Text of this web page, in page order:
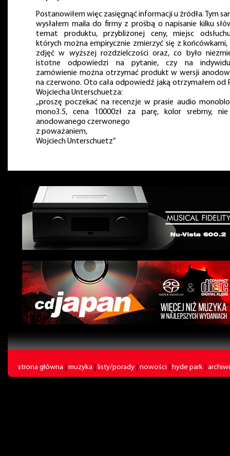
Postanowiłem więc zasięgnąć informacji u źródła. Tym
wysłałem maila do firmy z prośbą o napisanie kilku
temat produktu, przybliżonej ceny, miejsc
których można empirycznie zmierzyć się z końcówkami,
zdjęć w wyższej rozdzielczości oraz, co było
istotne odpowiedzi na pytanie, czy na
zamówienie można otrzymać produkt w wersji
na czerwono. Oto cała odpowiedź jaką otrzymałem od
Wojciecha Unterschuetza:
„proszę poczekać na recenzje w prasie audio
mono3.5, cena 10000zł za parę, kolor srebrny,
anodowanego czerwonego
z poważaniem,
Wojciech Unterschuetz”
strona główna muzyka listy/porady nowości hyde park